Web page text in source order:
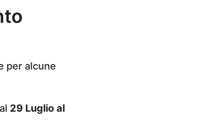
per alcune
29 Luglio al